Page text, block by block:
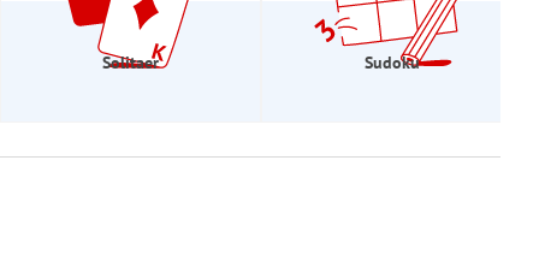
Solitaer Sudoku